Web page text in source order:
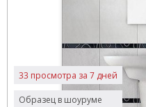
Образец в шоуруме
33 просмотра за 7 дней